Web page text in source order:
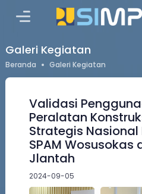
Galeri Kegiatan
Beranda Galeri Kegiatan
Validasi
Peralatan
Strategis
SPAM Wosusokas
Jlantah
2024-09-05